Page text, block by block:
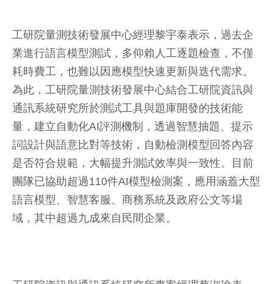
工研院量測技術發展中心經理黎宇泰表示，過去企
業進行語言模型測試，多仰賴人工逐題檢查，不僅
耗時費工，也難以因應模型快速更新與迭代需求。
為此，工研院量測技術發展中心結合工研院資訊與
通訊系統研究所於測試工具與題庫開發的技術能
量，建立自動化AI評測機制，透過智慧抽題、提示
詞設計與語意比對等技術，自動檢測模型回答內容
是否符合規範，大幅提升測試效率與一致性。目前
團隊已協助超過110件AI模型檢測案，應用涵蓋大型
語言模型、智慧客服、商務系統及政府公文等場
域，其中超過九成來自民間企業。